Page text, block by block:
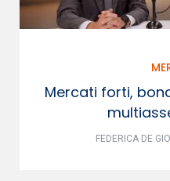
Mercati forti,
FEDERICA DE